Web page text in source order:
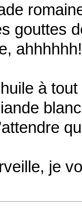
gouttes
ahhhhhh!
à
je